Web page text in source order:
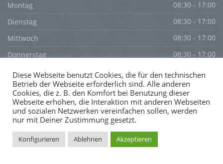
Montag 08:30 - 17:00
Dienstag 08:30 - 17:00
Mittwoch 08:30 - 17:00
Donnerstag 08:30 - 17:00
Freitag 08:30 - 17:00
Samstag GESCHLOSSEN
Sonntag GESCHLOSSEN
Diese Webseite benutzt Cookies, die für den technischen
Betrieb der Webseite erforderlich sind. Alle anderen
Cookies, die z. B. den Komfort bei Benutzung dieser
Webseite erhöhen, die Interaktion mit anderen Webseiten
und sozialen Netzwerken vereinfachen sollen, werden
nur mit Deiner Zustimmung gesetzt.
Konfigurieren Ablehnen Akzeptieren